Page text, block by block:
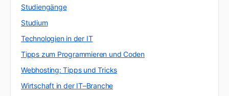
Studiengänge
Studium
Technologien in der IT
Tipps zum Programmieren und Coden
Webhosting: Tipps und Tricks
Wirtschaft in der IT–Branche